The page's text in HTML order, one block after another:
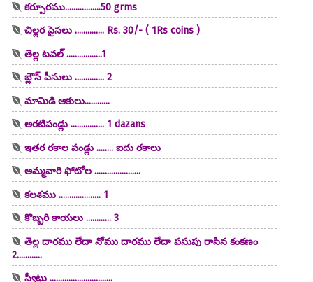
కర్పూరము.................50 grms
చిల్లర పైసలు .............. Rs. 30/- ( 1Rs coins )
తెల్ల టవల్ .................1
బ్లౌస్ పీసులు .............. 2
మామిడి ఆకులు............
అరటిపండ్లు ................ 1 dazans
ఇతర రకాల పండ్లు ........ ఐదు రకాలు
అమ్మవారి ఫోటోల ......................
కలశము .................... 1
కొబ్బరి కాయలు ............ 3
తెల్ల దారము లేదా నోము దారము లేదా పసుపు రాసిన కంకణం
2............
స్వీట్లు ..............................